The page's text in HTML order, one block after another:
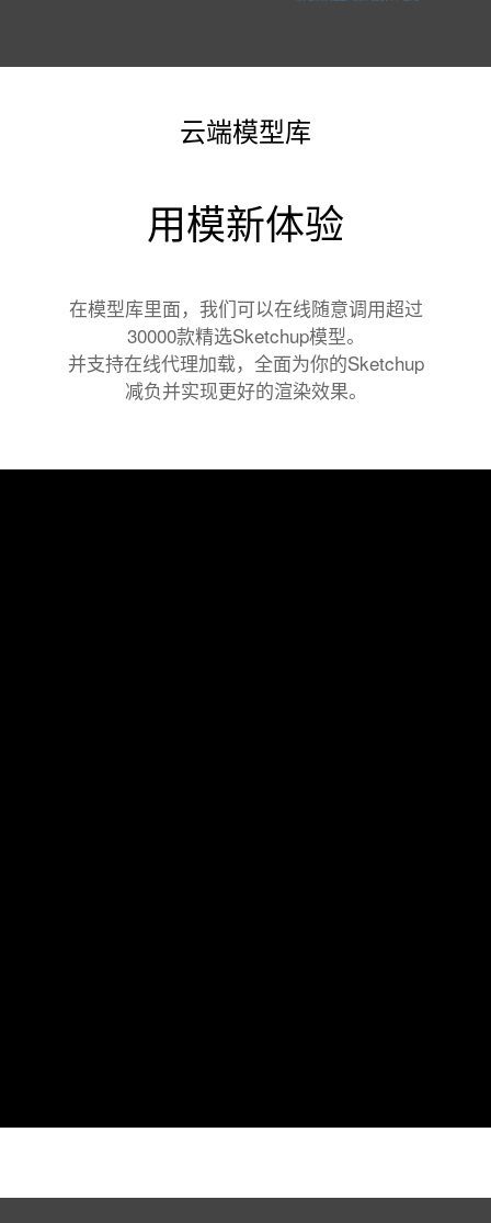
云端模型库
用模新体验
在模型库里面，我们可以在线随意调用超过
30000款精选Sketchup模型。
并支持在线代理加载，全面为你的Sketchup
减负并实现更好的渲染效果。